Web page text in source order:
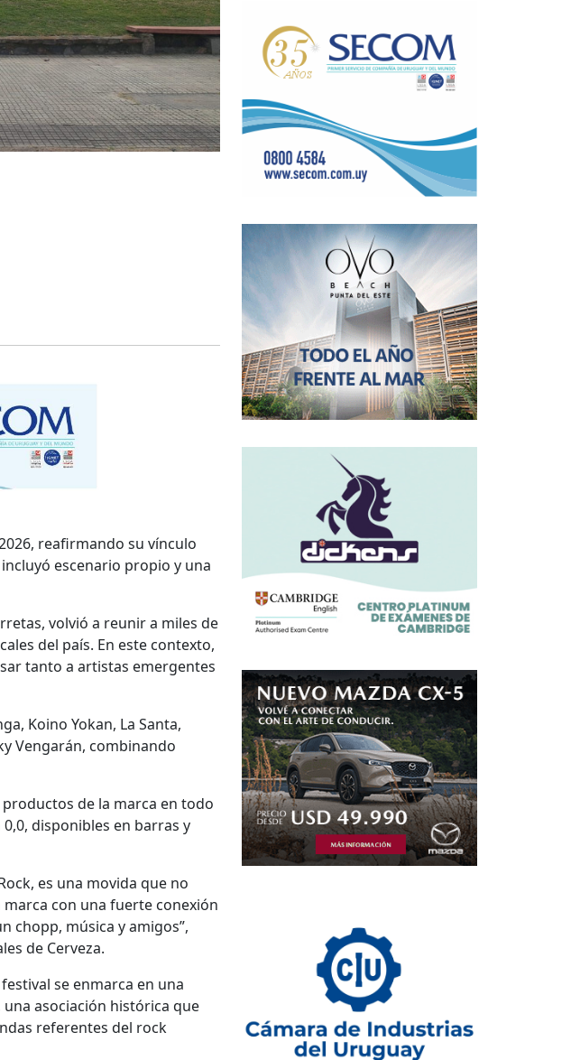
reafirmando su vínculo
escenario propio y una
volvió a reunir a miles de
del país. En este contexto,
tanto a artistas emergentes
Koino Yokan, La Santa,
Vengarán, combinando
de la marca en todo
disponibles en barras y
es una movida que no
con una fuerte conexión
chopp, música y amigos”,
de Cerveza.
se enmarca en una
asociación histórica que
referentes del rock